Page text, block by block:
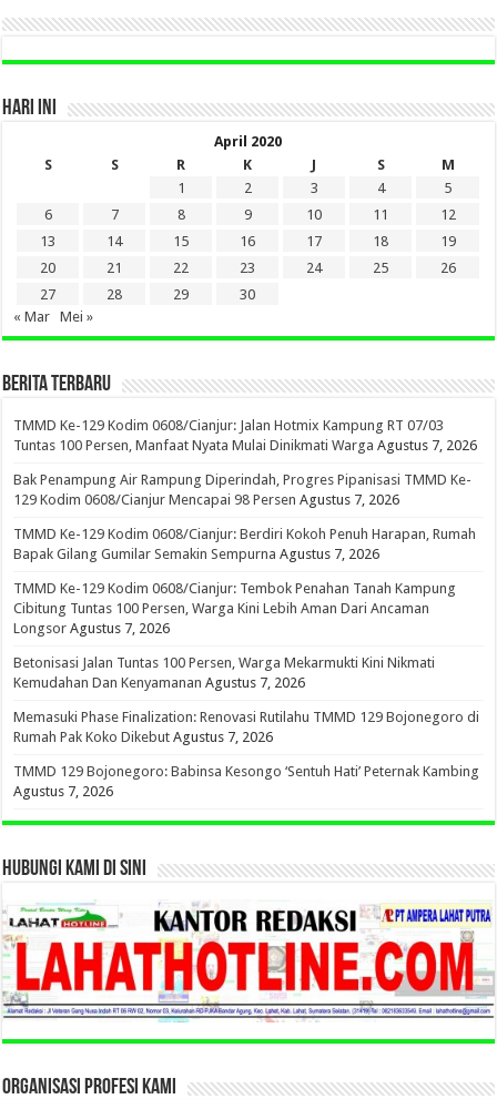
HARI INI
April 2020
S
S R K J S
M
1
2 3 4
5
6
7 8 9 10 11
12
13
14 15 16 17 18
19
20
21 22 23 24 25
26
27
28 29
30
« Mar
Mei »
BERITA TERBARU
TMMD Ke-129 Kodim 0608/Cianjur: Jalan Hotmix Kampung RT 07/03
Tuntas 100 Persen, Manfaat Nyata Mulai Dinikmati Warga Agustus 7, 2026
Bak Penampung Air Rampung Diperindah, Progres Pipanisasi TMMD Ke-
129 Kodim 0608/Cianjur Mencapai 98 Persen Agustus 7, 2026
TMMD Ke-129 Kodim 0608/Cianjur: Berdiri Kokoh Penuh Harapan, Rumah
Bapak Gilang Gumilar Semakin Sempurna Agustus 7, 2026
TMMD Ke-129 Kodim 0608/Cianjur: Tembok Penahan Tanah Kampung
Cibitung Tuntas 100 Persen, Warga Kini Lebih Aman Dari Ancaman
Longsor Agustus 7, 2026
Betonisasi Jalan Tuntas 100 Persen, Warga Mekarmukti Kini Nikmati
Kemudahan Dan Kenyamanan Agustus 7, 2026
Memasuki Phase Finalization: Renovasi Rutilahu TMMD 129 Bojonegoro di
Rumah Pak Koko Dikebut Agustus 7, 2026
TMMD 129 Bojonegoro: Babinsa Kesongo ‘Sentuh Hati’ Peternak Kambing
Agustus 7, 2026
HUBUNGI KAMI DI SINI
ORGANISASI PROFESI KAMI